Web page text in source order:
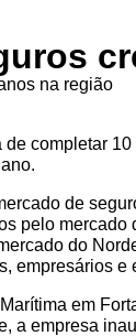
na região
de completar
de
pelo
do
empresários
em
a empresa